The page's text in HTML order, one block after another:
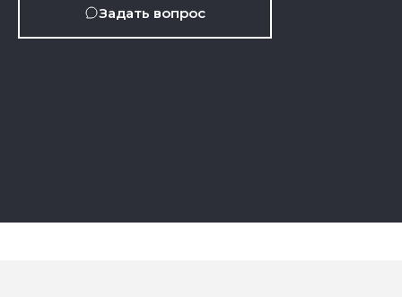
Задать вопрос